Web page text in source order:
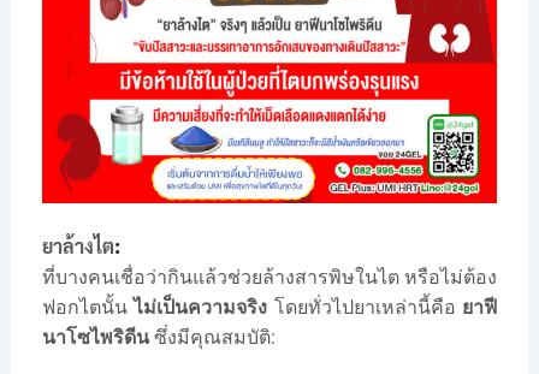
ยาล้างไต:
ที่บางคนเชื่อว่ากินแล้วช่วยล้างสารพิษในไต หรือไม่ต้อง
ฟอกไตนั้นไม่เป็นความจริง โดยทั่วไปยาเหล่านี้คือ ยาฟี
นาโซไพริดีนซึ่งมีคุณสมบัติ: